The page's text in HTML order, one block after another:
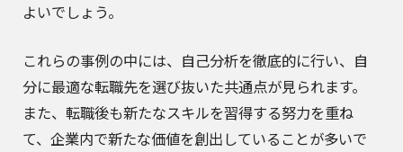
よいでしょう。
これらの事例の中には、自己分析を徹底的に行い、自
分に最適な転職先を選び抜いた共通点が見られます。
また、転職後も新たなスキルを習得する努力を重ね
て、企業内で新たな価値を創出していることが多いで